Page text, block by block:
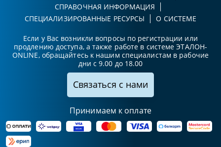
СПРАВОЧНАЯ ИНФОРМАЦИЯ
СПЕЦИАЛИЗИРОВАННЫЕ РЕСУРСЫ
О СИСТЕМЕ
Если у Вас возникли вопросы по регистрации или
продлению доступа, а также работе в системе ЭТАЛОН-
ONLINE, обращайтесь к нашим специалистам в рабочие
дни с 9.00 до 18.00
Связаться с нами
Принимаем к оплате